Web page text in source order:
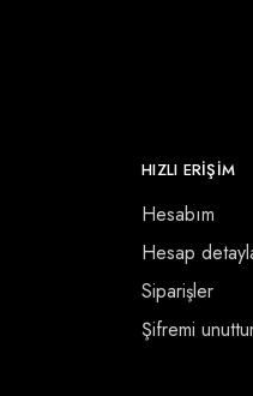
HIZLI ERİŞİM
Hesabım
Hesap
Siparişler
Şifremi